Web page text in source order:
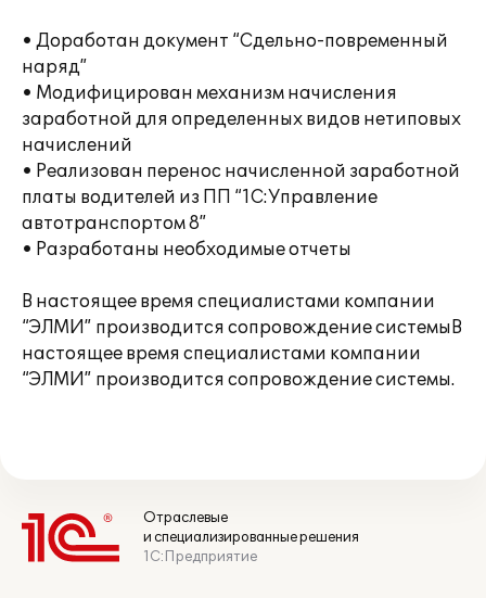
• Доработан документ “Сдельно-повременный
наряд”
• Модифицирован механизм начисления
заработной для определенных видов нетиповых
начислений
• Реализован перенос начисленной заработной
платы водителей из ПП “1С:Управление
автотранспортом 8”
• Разработаны необходимые отчеты
В настоящее время специалистами компании
“ЭЛМИ” производится сопровождение системыВ
настоящее время специалистами компании
“ЭЛМИ” производится сопровождение системы.
Отраслевые
и специализированные решения
1С:Предприятие